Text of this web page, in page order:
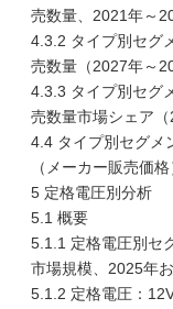
売数量、2021年～
4.3.2 タイプ別セグ
売数量（2027年～
4.3.3 タイプ別セグ
売数量市場シェア（
4.4 タイプ別セグメ
（メーカー販売価
5 定格電圧別分析
5.1 概要
5.1.1 定格電圧別セ
市場規模、2025年
5.1.2 定格電圧：